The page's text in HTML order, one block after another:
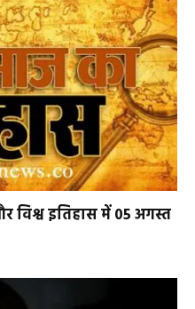
विश्व इतिहास में 05 अगस्त